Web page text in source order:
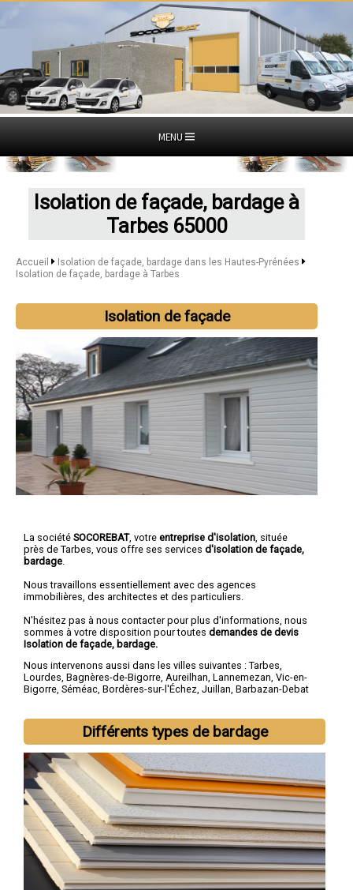
MENU
Isolation de façade, bardage à
Tarbes 65000
Accueil
Isolation de façade, bardage dans les Hautes-Pyrénées
Isolation de façade, bardage à Tarbes
Isolation de façade
La société SOCOREBAT, votre entreprise d'isolation , située
près de Tarbes, vous offre ses services d'isolation de façade,
bardage
Nous travaillons essentiellement avec des agences
immobilières, des architectes et des particuliers.
N'hésitez pas à nous contacter pour plus d'informations, nous
sommes à votre disposition pour toutes demandes de devis
Isolation de façade, bardage.
Nous intervenons aussi dans les villes suivantes : Tarbes,
Lourdes, Bagnères-de-Bigorre, Aureilhan, Lannemezan, Vic-en-
Bigorre, Séméac, Bordères-sur-l'Échez, Juillan, Barbazan-Debat
Différents types de bardage